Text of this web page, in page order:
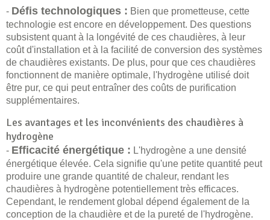
- Défis technologiques : Bien que prometteuse, cette
technologie est encore en développement. Des questions
subsistent quant à la longévité de ces chaudières, à leur
coût d'installation et à la facilité de conversion des systèmes
de chaudières existants. De plus, pour que ces chaudières
fonctionnent de manière optimale, l'hydrogène utilisé doit
être pur, ce qui peut entraîner des coûts de purification
supplémentaires.
Les avantages et les inconvénients des chaudières à
hydrogène
- Efficacité énergétique : L'hydrogène a une densité
énergétique élevée. Cela signifie qu'une petite quantité peut
produire une grande quantité de chaleur, rendant les
chaudières à hydrogène potentiellement très efficaces.
Cependant, le rendement global dépend également de la
conception de la chaudière et de la pureté de l'hydrogène.